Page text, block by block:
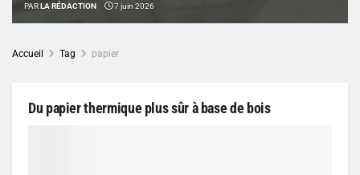
PARLA RÉDACTION 7 juin 2026
Accueil Tag papier
Du papier thermique plus sûr à base de bois